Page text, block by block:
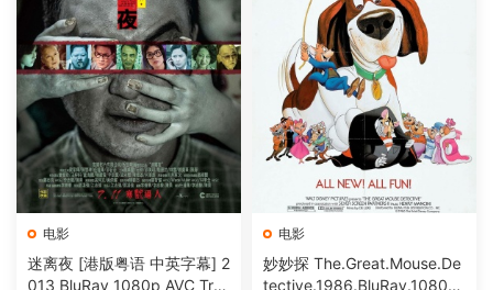
电影
迷离夜 [港版粤语 中英字幕] 2
013 BluRay 1080p AVC Tru
电影
妙妙探 The.Great.Mouse.De
tective.1986.BluRay.1080p.